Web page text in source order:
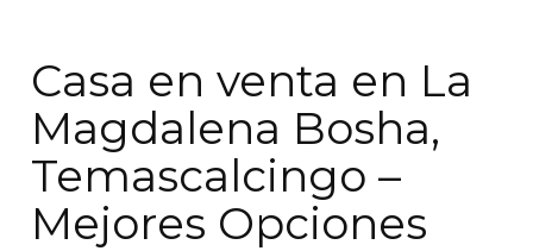
Casa en venta en La
Magdalena Bosha,
Temascalcingo –
Mejores Opciones